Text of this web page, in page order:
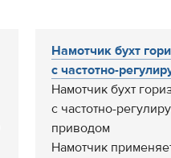
Намотчик бухт
с частотно-
Намотчик бухт
с частотно-
приводом
Намотчик